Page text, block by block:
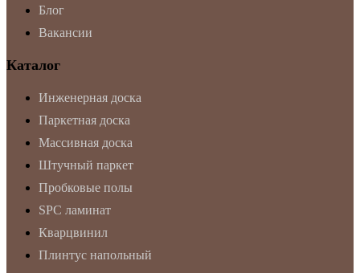
Блог
Вакансии
Каталог
Инженерная доска
Паркетная доска
Массивная доска
Штучный паркет
Пробковые полы
SPC ламинат
Кварцвинил
Плинтус напольный